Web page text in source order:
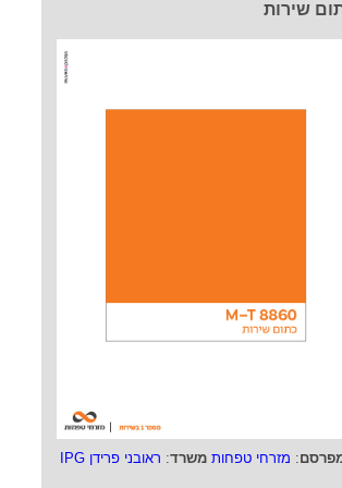
שירות
: מזרחי טפחות משרד: ראובני פרידן IPG